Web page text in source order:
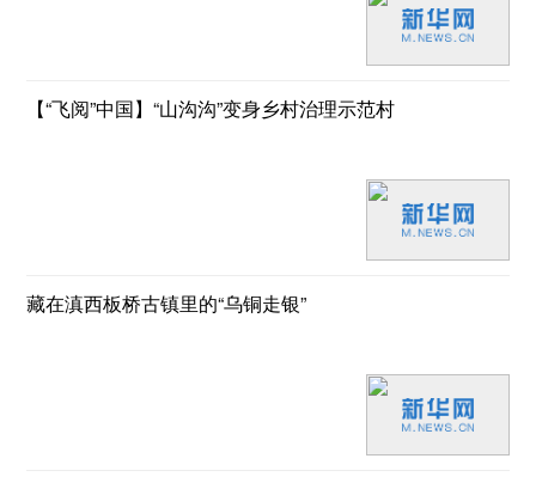
【“飞阅”中国】“山沟沟”变身乡村治理示范村
藏在滇西板桥古镇里的“乌铜走银”